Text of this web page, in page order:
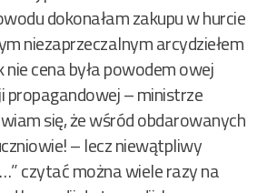
dokonałam zakupu w hurcie
niezaprzeczalnym arcydziełem
nie cena była powodem owej
propagandowej – ministrze
się, że wśród obdarowanych
– lecz niewątpliwy
czytać można wiele razy na